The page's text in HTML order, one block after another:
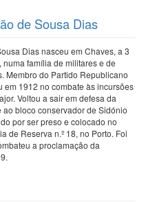
de Sousa Dias
Dias nasceu em Chaves, a 3
família de militares e de
Membro do Partido Republicano
em 1912 no combate às incursões
Voltou a sair em defesa da
bloco conservador de Sidónio
por ser preso e colocado no
de Reserva n.º 18, no Porto. Foi
a proclamação da